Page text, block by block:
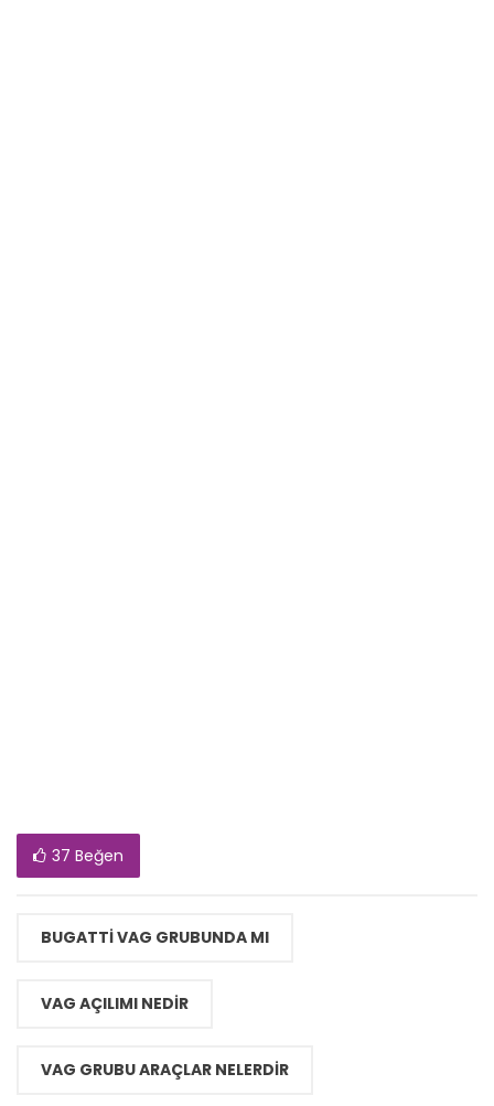
37 Beğen
BUGATTI VAG GRUBUNDA MI
VAG AÇILIMI NEDIR
VAG GRUBU ARAÇLAR NELERDIR